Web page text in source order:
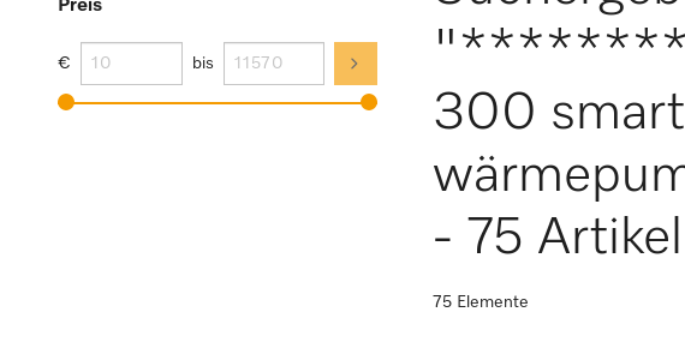
Preis
€ bis
300
- 75 Artikel
75 Elemente